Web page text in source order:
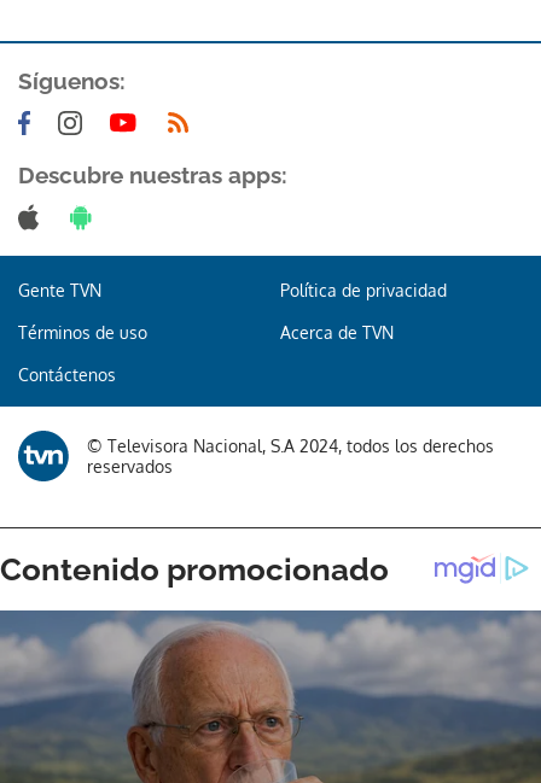
Síguenos:
Descubre nuestras apps:
Gente TVN Política de privacidad
Términos de uso Acerca de TVN
Contáctenos
© Televisora Nacional, S.A 2024, todos los derechos
reservados